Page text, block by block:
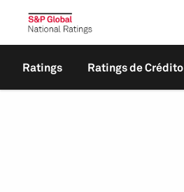
Ratings Ratings de Crédito